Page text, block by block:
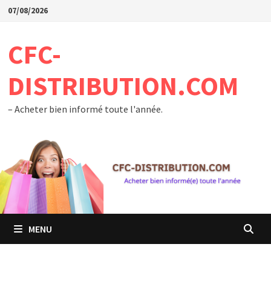
Passer
07/08/2026
CFC-
DISTRIBUTION.COM
– Acheter bien informé toute l'année.
MENU